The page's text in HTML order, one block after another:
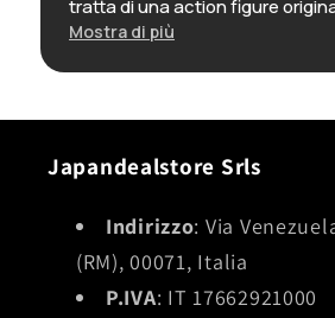
tratta di una action figure
(linea KdColle) nella sua
affidabilissimo e puntuale, e
rapporto qualità-prezzo
Mostra di più
Japandealstore Srls
Indirizzo: Via
(RM), 00071, Italia
P.IVA: IT 17662921000